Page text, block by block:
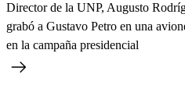
Director de la UNP, Augusto
grabó a Gustavo Petro en una
en la campaña presidencial